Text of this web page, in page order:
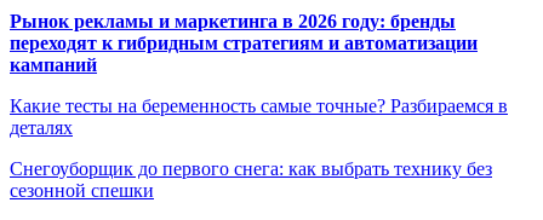
Рынок рекламы и маркетинга в 2026 году: бренды
переходят к гибридным стратегиям и автоматизации
кампаний
Какие тесты на беременность самые точные? Разбираемся в
деталях
Снегоуборщик до первого снега: как выбрать технику без
сезонной спешки